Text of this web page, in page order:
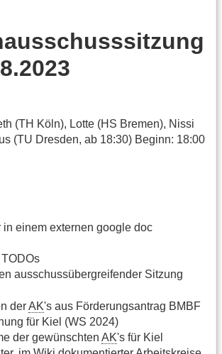
(TH Köln), Lotte (HS Bremen), Nissi
(TU Dresden, ab 18:30) Beginn: 18:00
einem externen google doc
ausschussübergreifender Sitzung
derAK's aus Förderungsantrag BMBF
für Kiel (WS 2024)
der gewünschten AK's für Kiel